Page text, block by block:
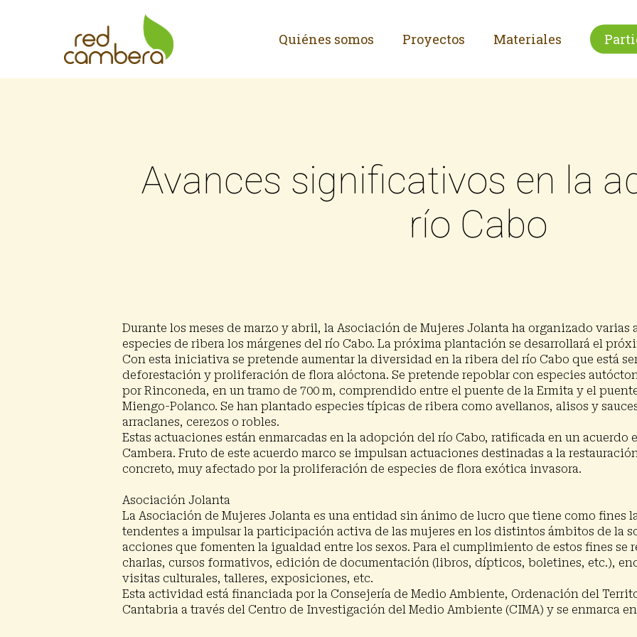
Presiona enter para buscar o ESC para cerrar
Quiénes somos Proyectos Materiales
Avances significativos en la
río Cabo
Durante los meses de marzo y abril, la Asociación de Mujeres Jolanta ha organizado
especies de ribera los márgenes del río Cabo. La próxima plantación se desarrollará el
Con esta iniciativa se pretende aumentar la diversidad en la ribera del río Cabo que está
deforestación y proliferación de flora alóctona. Se pretende repoblar con especies
por Rinconeda, en un tramo de 700 m, comprendido entre el puente de la Ermita y el
Miengo-Polanco. Se han plantado especies típicas de ribera como avellanos, alisos y
arraclanes, cerezos o robles.
Estas actuaciones están enmarcadas en la adopción del río Cabo, ratificada en un acuerdo
Cambera. Fruto de este acuerdo marco se impulsan actuaciones destinadas a la
concreto, muy afectado por la proliferación de especies de flora exótica invasora.
Asociación Jolanta
La Asociación de Mujeres Jolanta es una entidad sin ánimo de lucro que tiene como fines
tendentes a impulsar la participación activa de las mujeres en los distintos ámbitos de la
acciones que fomenten la igualdad entre los sexos. Para el cumplimiento de estos fines se
charlas, cursos formativos, edición de documentación (libros, dípticos, boletines, etc.),
visitas culturales, talleres, exposiciones, etc.
Esta actividad está financiada por la Consejería de Medio Ambiente, Ordenación del
Cantabria a través del Centro de Investigación del Medio Ambiente (CIMA) y se enmarca en